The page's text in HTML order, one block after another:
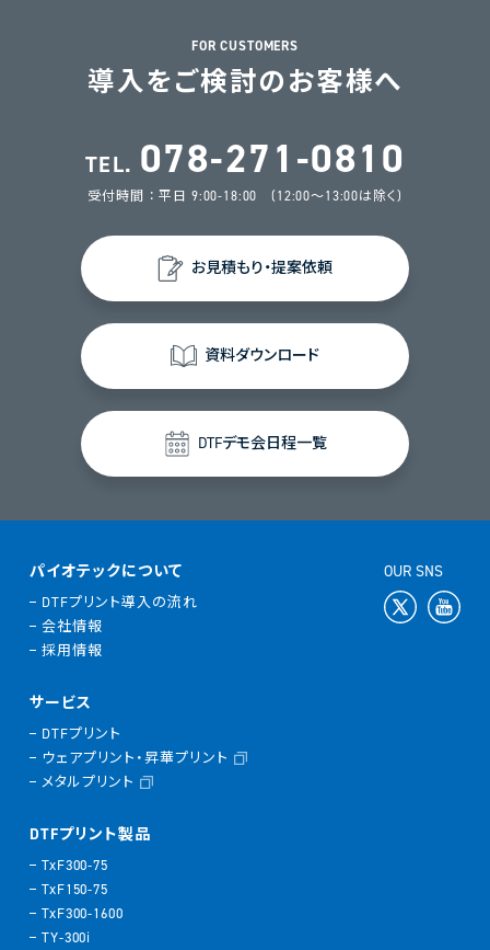
FOR CUSTOMERS
導入をご検討のお客様へ
TEL. 078-271-0810
受付時間 ： 平日 9:00-18:00 (12:00～13:00は除く)
お見積もり・提案依頼
資料ダウンロード
DTFデモ会日程一覧
パイオテックについて
DTFプリント導入の流れ
会社情報
採用情報
サービス
DTFプリント
ウェアプリント・昇華プリント
メタルプリント
DTFプリント製品
TxF300-75
TxF150-75
TxF300-1600
TY-300i
OUR SNS